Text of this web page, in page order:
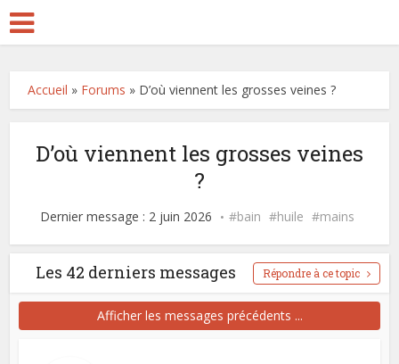
Accueil » Forums » D’où viennent les grosses veines ?
D’où viennent les grosses veines
?
Dernier message : 2 juin 2026 bain huile mains
Les 42 derniers messages Répondre à ce topic
Afficher les messages précédents ...